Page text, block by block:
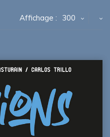
Affichage : 300